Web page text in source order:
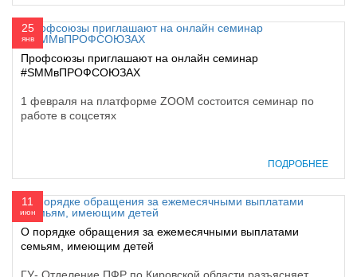
25
янв
Профсоюзы приглашают на онлайн семинар
#SМMвПРОФСОЮЗАХ
1 февраля на платформе ZOOM состоится семинар по
работе в соцсетях
ПОДРОБНЕЕ
11
июн
О порядке обращения за ежемесячными выплатами
семьям, имеющим детей
ГУ- Отделение ПФР по Кировской области разъясняет